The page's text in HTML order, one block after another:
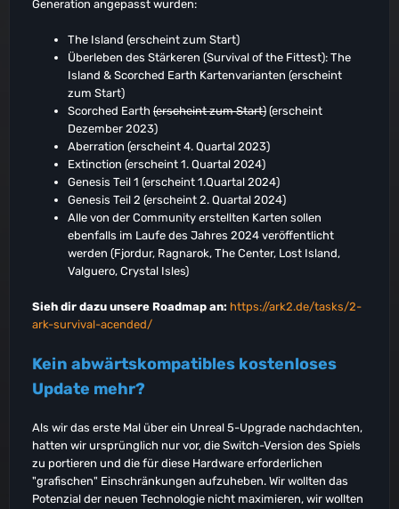
Generation angepasst wurden:
The Island (erscheint zum Start)
Überleben des Stärkeren (Survival of the Fittest): The
Island & Scorched Earth Kartenvarianten (erscheint
zum Start)
Scorched Earth (erscheint zum Start) (erscheint
Dezember 2023)
Aberration (erscheint 4. Quartal 2023)
Extinction (erscheint 1. Quartal 2024)
Genesis Teil 1 (erscheint 1.Quartal 2024)
Genesis Teil 2 (erscheint 2. Quartal 2024)
Alle von der Community erstellten Karten sollen
ebenfalls im Laufe des Jahres 2024 veröffentlicht
werden (Fjordur, Ragnarok, The Center, Lost Island,
Valguero, Crystal Isles)
Sieh dir dazu unsere Roadmap an: https://ark2.de/tasks/2-
ark-survival-acended/
Kein abwärtskompatibles kostenloses
Update mehr?
Als wir das erste Mal über ein Unreal 5-Upgrade nachdachten,
hatten wir ursprünglich nur vor, die Switch-Version des Spiels
zu portieren und die für diese Hardware erforderlichen
"grafischen" Einschränkungen aufzuheben. Wir wollten das
Potenzial der neuen Technologie nicht maximieren, wir wollten